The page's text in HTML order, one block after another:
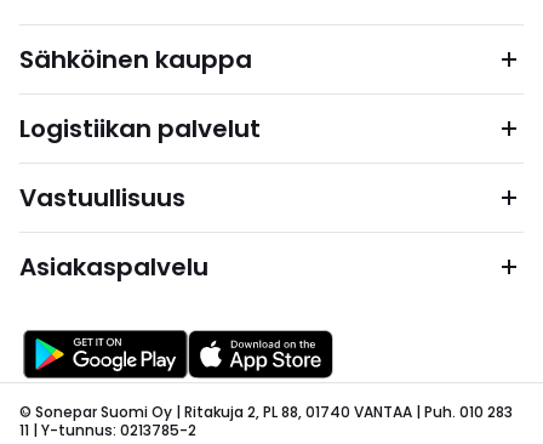
Sähköinen kauppa
Logistiikan palvelut
Vastuullisuus
Asiakaspalvelu
© Sonepar Suomi Oy | Ritakuja 2, PL 88, 01740 VANTAA | Puh. 010 283
11 | Y-tunnus: 0213785-2